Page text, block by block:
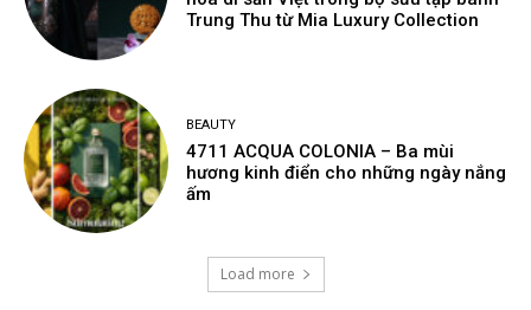
Trung Thu từ Mia Luxury Collection
BEAUTY
4711 ACQUA COLONIA – Ba mùi
hương kinh điển cho những ngày nắng
ấm
Load more